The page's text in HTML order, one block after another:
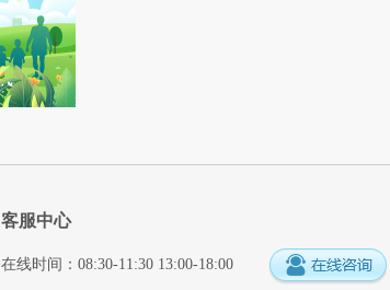
客服中心
在线时间：08:30-11:30 13:00-18:00